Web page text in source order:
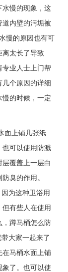
水慢的现象，这
道内壁的污垢被
慢的原因也有可
离太长了导致
专业人士上门帮
个原因的详细
的时候，一定
面上铺几张纸
也可以使用防溅
覆盖上一层白
防臭的作用。
这种卫浴用
有些人在使用
，蹲马桶怎么防
大家一起来了
在马桶水面上铺
象了。也可以使